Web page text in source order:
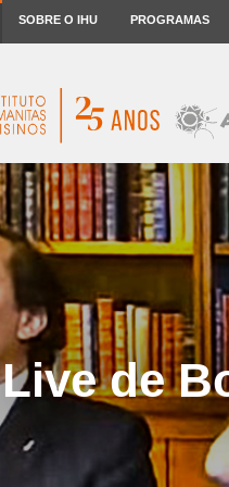
SOBRE O IHU PROGRAMAS
Live de